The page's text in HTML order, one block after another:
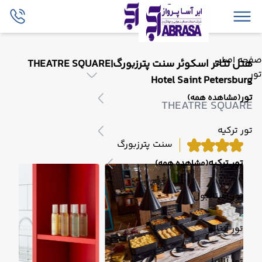
صفحه اصلی
تور
تور(مشاهده همه)
تور ترکیه
تور ترکیه(مشاهده همه)
تور استانبول
تور آنتالیا
هتل تئاتر اسکوئر سنت پترزبورگ|THEATRE SQUARE
Hotel Saint Petersburg
THEATRE SQUARE
سنت پترزبورگ